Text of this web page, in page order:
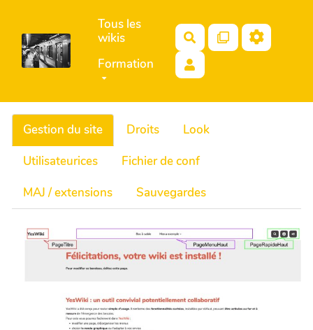
Aller au contenu principal
Tous les
wikis
Formation
Search
Gestion du site Droits
Look
Utilisateurices
Fichier de conf
MAJ / extensions
Sauvegardes